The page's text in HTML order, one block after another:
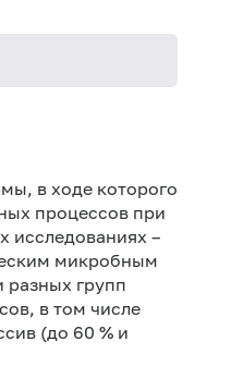
в ходе которого
процессов при
исследованиях –
микробным
групп
в том числе
(до 60 % и